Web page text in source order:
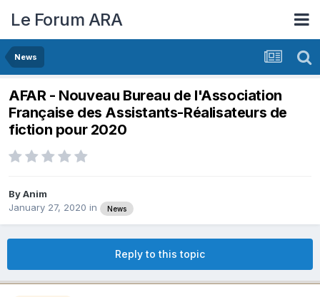
Le Forum ARA
News
AFAR - Nouveau Bureau de l'Association
Française des Assistants-Réalisateurs de
fiction pour 2020
ByAnim
January 27, 2020 in News
Reply to this topic